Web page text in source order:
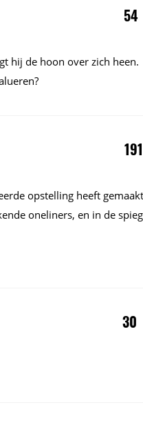
54
hij de hoon over zich heen.
191
opstelling heeft
oneliners, en in de
30